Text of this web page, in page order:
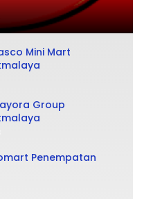
Mini Mart
Group
Penempatan